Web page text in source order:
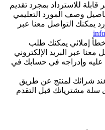
قابلة للاسترداد بمجرد تقديم
وصف المورد التعليمي
يمكنك التواصل معنا عبر
إملائي يمكنك طلب
عبر البريد الإلكتروني
عليه وإدراجه في حسابك في
شرائك لمنتج عن طريق
سلة مشترياتك قبل التقدم